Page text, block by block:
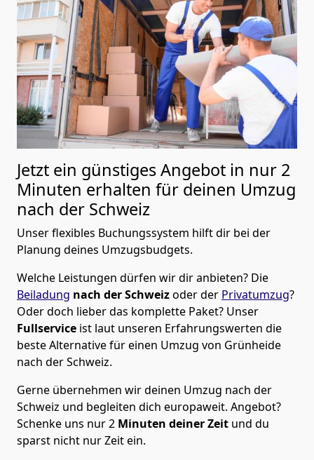
Jetzt ein günstiges Angebot in nur 2
Minuten erhalten für deinen Umzug
nach der Schweiz
Unser flexibles Buchungssystem hilft dir bei der
Planung deines Umzugsbudgets.
Welche Leistungen dürfen wir dir anbieten? Die
Beiladung nach der Schweizoder der Privatumzug?
Oder doch lieber das komplette Paket? Unser
Fullservice ist laut unseren Erfahrungswerten die
beste Alternative für einen Umzug von Grünheide
nach der Schweiz.
Gerne übernehmen wir deinen Umzug nach der
Schweiz und begleiten dich europaweit. Angebot?
Schenke uns nur2 Minuten deiner Zeit und du
sparst nicht nur Zeit ein.